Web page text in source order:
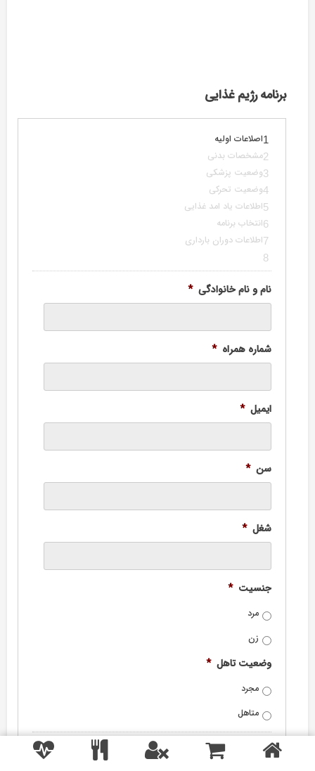
برنامه رژیم غذایی
1اصلاعات اولیه
2مشخصات بدنی
3وضعیت پزشکی
4وضعیت تحرکی
5اطلاعات یاد امد غذایی
6انتخاب برنامه
7اطلاعات دوران بارداری
8
نام و نام خانوادگی *
شماره همراه *
ایمیل *
سن *
شغل *
جنسیت *
مرد
زن
وضعیت تاهل *
مجرد
متاهل